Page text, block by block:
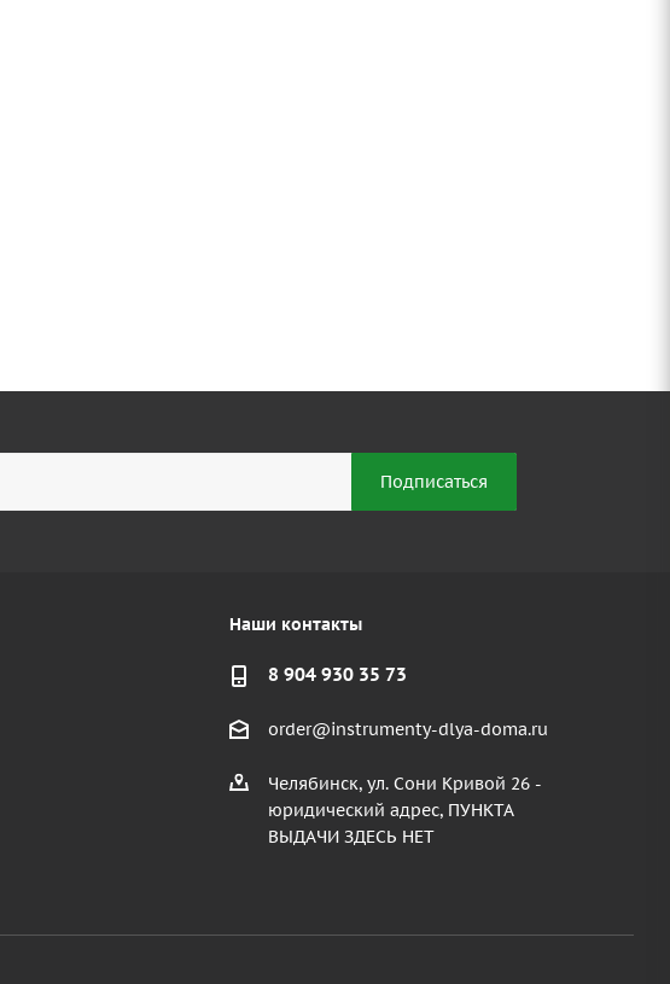
Наши контакты
8 904 930 35 73
order@instrumenty-dlya-doma.ru
Челябинск, ул. Сони Кривой 26 -
юридический адрес, ПУНКТА
ВЫДАЧИ ЗДЕСЬ НЕТ